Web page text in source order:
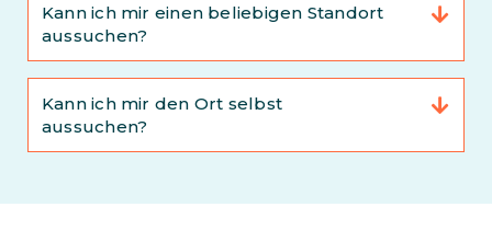
Kann ich mir einen beliebigen Standort
aussuchen?
Kann ich mir den Ort selbst
aussuchen?